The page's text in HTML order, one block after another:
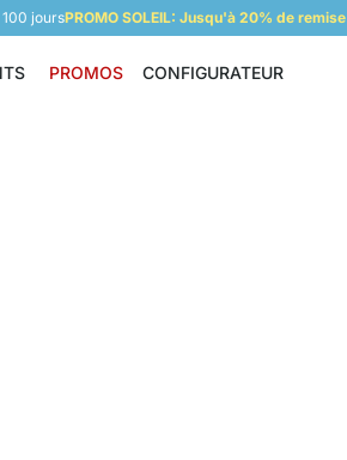
joursPROMO SOLEIL: Jusqu'à 20% de remise
Composants
PROMOS CONFIGURATEUR